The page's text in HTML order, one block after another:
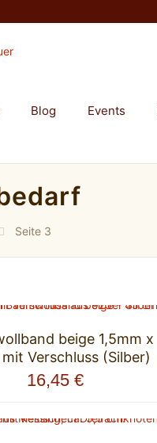
Blog Events
Seite 3
beige 1,5mm x
Verschluss (Silber)
16,45 €